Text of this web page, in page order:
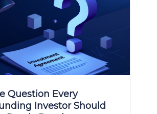
Question Every
Investor Should